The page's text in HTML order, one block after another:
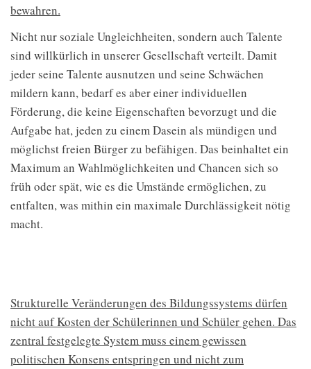
bewahren.
Nicht nur soziale Ungleichheiten, sondern auch Talente
sind willkürlich in unserer Gesellschaft verteilt. Damit
jeder seine Talente ausnutzen und seine Schwächen
mildern kann, bedarf es aber einer individuellen
Förderung, die keine Eigenschaften bevorzugt und die
Aufgabe hat, jeden zu einem Dasein als mündigen und
möglichst freien Bürger zu befähigen. Das beinhaltet ein
Maximum an Wahlmöglichkeiten und Chancen sich so
früh oder spät, wie es die Umstände ermöglichen, zu
entfalten, was mithin ein maximale Durchlässigkeit nötig
macht.
Strukturelle Veränderungen des Bildungssystems dürfen
nicht auf Kosten der Schülerinnen und Schüler gehen. Das
zentral festgelegte System muss einem gewissen
politischen Konsens entspringen und nicht zum